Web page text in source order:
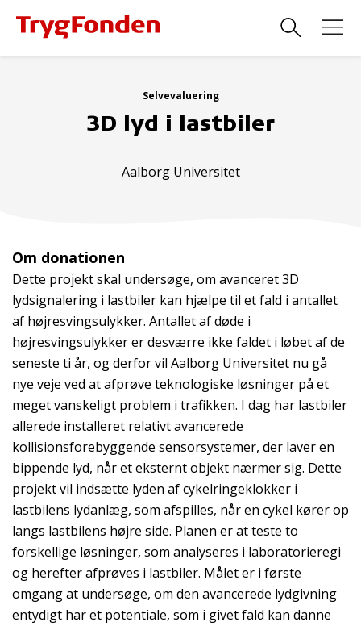
Selvevaluering
3D lyd i lastbiler
Aalborg Universitet
Om donationen
Dette projekt skal undersøge, om avanceret 3D
lydsignalering i lastbiler kan hjælpe til et fald i antallet
af højresvingsulykker. Antallet af døde i
højresvingsulykker er desværre ikke faldet i løbet af de
seneste ti år, og derfor vil Aalborg Universitet nu gå
nye veje ved at afprøve teknologiske løsninger på et
meget vanskeligt problem i trafikken. I dag har lastbiler
allerede installeret relativt avancerede
kollisionsforebyggende sensorsystemer, der laver en
bippende lyd, når et eksternt objekt nærmer sig. Dette
projekt vil indsætte lyden af cykelringeklokker i
lastbilens lydanlæg, som afspilles, når en cykel kører op
langs lastbilens højre side. Planen er at teste to
forskellige løsninger, som analyseres i laboratorieregi
og herefter afprøves i lastbiler. Målet er i første
omgang at undersøge, om den avancerede lydgivning
entydigt har et potentiale, som i givet fald kan danne